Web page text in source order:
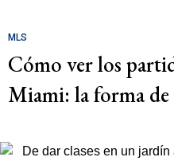
MLS
Cómo ver los
Miami: la forma